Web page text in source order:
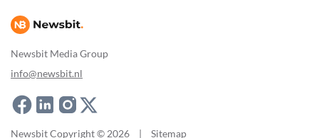
Newsbit Media Group
info@newsbit.nl
Newsbit Copyright © 2026 | Sitemap